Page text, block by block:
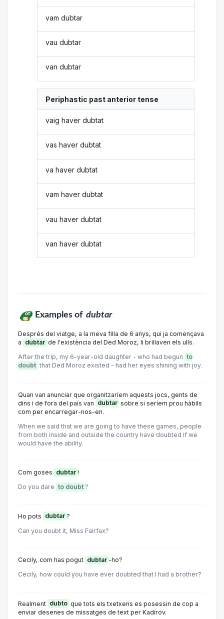
vam dubtar
vau dubtar
van dubtar
Periphastic past anterior tense
vaig haver dubtat
vas haver dubtat
va haver dubtat
vam haver dubtat
vau haver dubtat
van haver dubtat
Examples of dubtar
Després del viatge, a la meva filla de 6 anys, qui ja començava
a dubtar de l'existència del Ded Moroz, li brillaven els ulls.
After the trip, my 6-year-old daughter - who had begun to
doubt that Ded Moroz existed - had her eyes shining with joy.
Quan van anunciar que organitzaríem aquests jocs, gents de
dins i de fora del país van dubtar sobre si seríem prou hàbils
com per encarregar-nos-en.
When we said that we are going to have these games, people
from both inside and outside the country have doubted if we
would have the ability.
Com goses dubtar !
Do you dare to doubt ?
Ho pots dubtar ?
Can you doubt it, Miss Fairfax?
Cecily, com has pogut dubtar -ho?
Cecily, how could you have ever doubted that I had a brother?
Realment dubto que tots els txetxens es posessin de cop a
enviar desenes de missatges de text per Kadírov.